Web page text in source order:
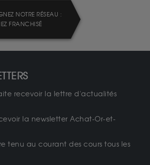
NOTRE RÉSEAU :
FRANCHISÉ
recevoir la lettre d'actualités
la newsletter Achat-Or-et-
tenu au courant des cours tous les